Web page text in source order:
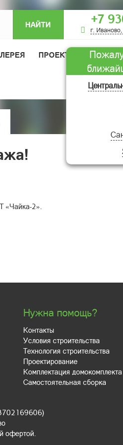
НАЙТИ +7
г.
ПРОЕКТЫ ДОМОВ
ОТЗЫВЫ
«Чайка-2».
Нужна помощь?
Контакты
Условия строительства
Технология строительства
Проектирование
Комплектация домокомплекта
Самостоятельная сборка
офертой.